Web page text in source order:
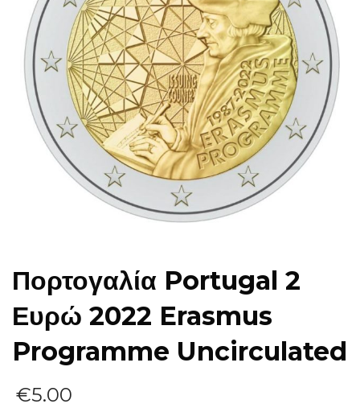
Πορτογαλία Portugal 2
Ευρώ 2022 Erasmus
Programme Uncirculated
€5.00